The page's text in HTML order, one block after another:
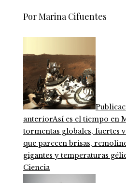
Por Marina Cifuentes
anteriorAsí es el tiempo en
tormentas globales, fuertes
que parecen brisas,
gigantes y temperaturas
Ciencia